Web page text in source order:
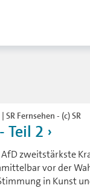
Fernsehen - (c) SR
Teil 2
zweitstärkste
vor der
in Kunst